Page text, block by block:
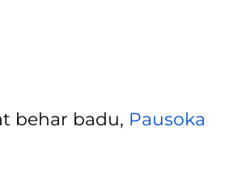
behar badu, Pausoka